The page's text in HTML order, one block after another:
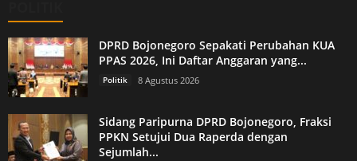
DPRD Bojonegoro Sepakati Perubahan KUA
PPAS 2026, Ini Daftar Anggaran yang...
Politik 8 Agustus 2026
Sidang Paripurna DPRD Bojonegoro, Fraksi
PPKN Setujui Dua Raperda dengan
Sejumlah...